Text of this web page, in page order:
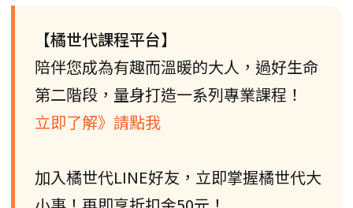
【橘世代課程平台】
陪伴您成為有趣而溫暖的大人，過好生命
第二階段，量身打造一系列專業課程！
立即了解》請點我
加入橘世代LINE好友，立即掌握橘世代大